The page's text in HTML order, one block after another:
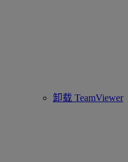
卸载 TeamViewer